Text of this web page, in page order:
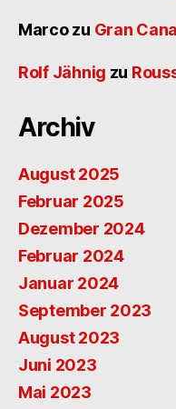
Marcozu Gran
Rolf Jähnig zu
Archiv
August 2025
Februar 2025
Dezember 2024
Februar 2024
Januar 2024
September 2023
August 2023
Juni 2023
Mai 2023